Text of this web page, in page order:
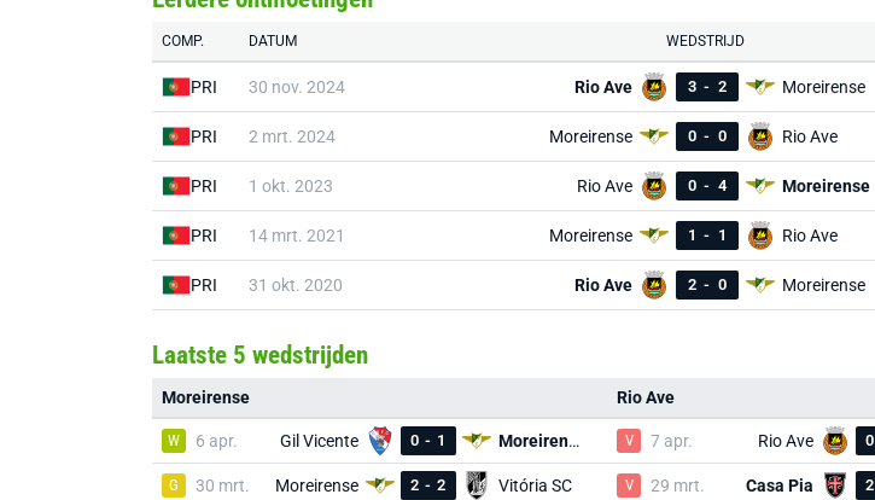
COMP. DATUM WEDSTRIJD
PRI 30 nov. 2024 Rio Ave 3 - 2 Moreirense
PRI 2 mrt. 2024 Moreirense 0 - 0 Rio Ave
PRI 1 okt. 2023 Rio Ave 0 - 4 Moreirense
PRI 14 mrt. 2021 Moreirense 1 - 1 Rio Ave
PRI 31 okt. 2020 Rio Ave 2 - 0 Moreirense
Laatste 5 wedstrijden
Moreirense
W 6 apr. Gil Vicente 0 - 1 Moreirense
G 30 mrt. Moreirense 2 - 2 Vitória SC
Rio Ave
V 7 apr. Rio Ave 0
V 29 mrt. Casa Pia 2